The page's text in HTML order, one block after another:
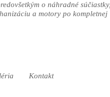
o náhradné súčiastky,
a motory po kompletnej
Kontakt